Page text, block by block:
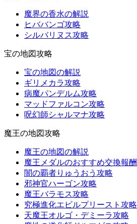
魔界の香水の解説
ヒババンゴ攻略
シルバリヌス攻略
宝の地図攻略
宝の地図の解説
ギリメカラ攻略
病魔パンデルム攻略
マッドファルコン攻略
呪幻師シャルマナ攻略
魔王の地図攻略
魔王の地図の解説
魔王メダルのおすすめ交換報酬
闇の覇者りゅうおう攻略
邪神官ハーゴン攻略
魔王バラモス攻略
究極進化エビルプリースト攻略
天魔王オルゴ・デミーラ攻略